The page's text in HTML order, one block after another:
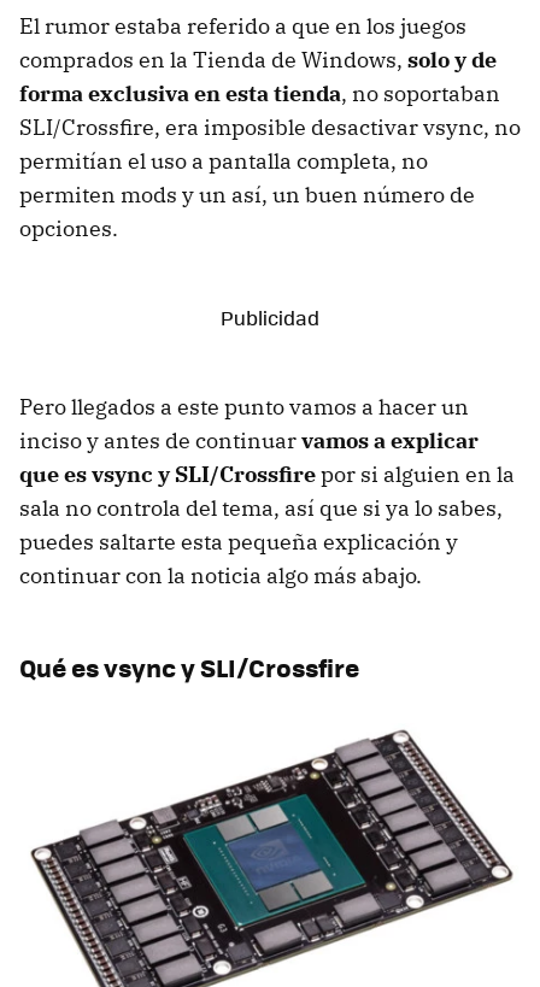
El rumor estaba referido a que en los juegos
comprados en la Tienda de Windows, solo y de
forma exclusiva en esta tienda, no soportaban
SLI/Crossfire, era imposible desactivar vsync, no
permitían el uso a pantalla completa, no
permiten mods y un así, un buen número de
opciones.
Pero llegados a este punto vamos a hacer un
inciso y antes de continuarvamos a explicar
que es vsync y SLI/Crossfirepor si alguien en la
sala no controla del tema, así que si ya lo sabes,
puedes saltarte esta pequeña explicación y
continuar con la noticia algo más abajo.
Qué es vsync y SLI/Crossfire